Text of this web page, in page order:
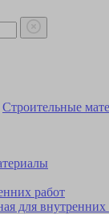
Строительные
работ
для внутренних